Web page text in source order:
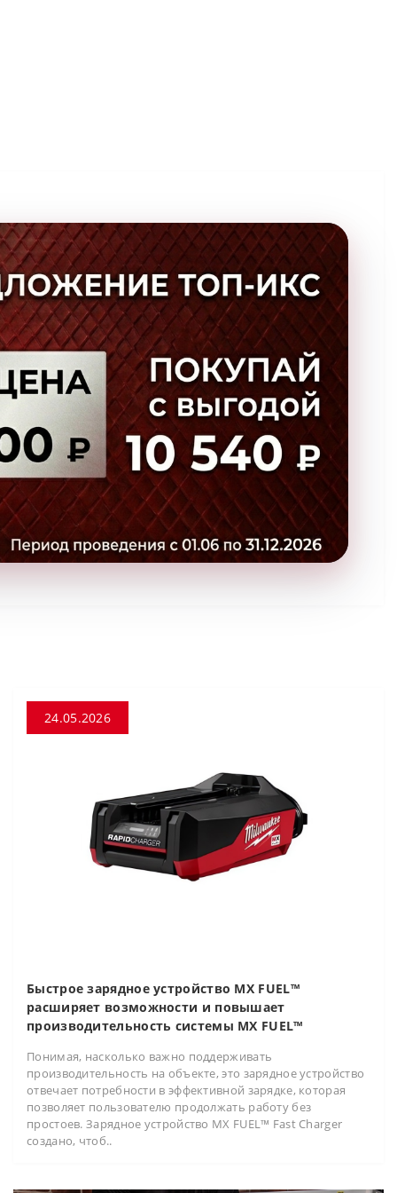
24.05.2026
Быстрое зарядное устройство MX FUEL™
расширяет возможности и повышает
производительность системы MX FUEL™
Понимая, насколько важно поддерживать
производительность на объекте, это зарядное устройство
отвечает потребности в эффективной зарядке, которая
позволяет пользователю продолжать работу без
простоев. Зарядное устройство MX FUEL™ Fast Charger
создано, чтоб..